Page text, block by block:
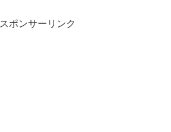
スポンサーリンク